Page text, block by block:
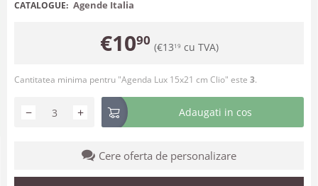
CATALOGUE: Agende Italia
€1090 (€1319 cu TVA)
Cantitatea minima pentru "Agenda Lux 15x21 cm Clio" este 3.
+
− Adaugati in cos
Cere oferta de personalizare